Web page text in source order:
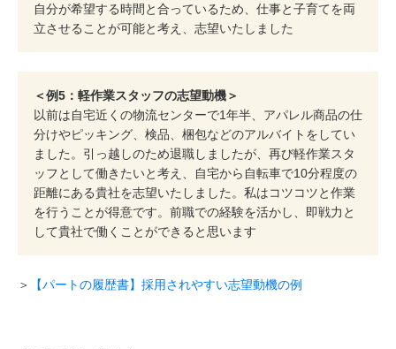
自分が希望する時間と合っているため、仕事と子育てを両
立させることが可能と考え、志望いたしました
＜例5：軽作業スタッフの志望動機＞
以前は自宅近くの物流センターで1年半、アパレル商品の仕
分けやピッキング、検品、梱包などのアルバイトをしてい
ました。引っ越しのため退職しましたが、再び軽作業スタ
ッフとして働きたいと考え、自宅から自転車で10分程度の
距離にある貴社を志望いたしました。私はコツコツと作業
を行うことが得意です。前職での経験を活かし、即戦力と
して貴社で働くことができると思います
＞ 【パートの履歴書】採用されやすい志望動機の例